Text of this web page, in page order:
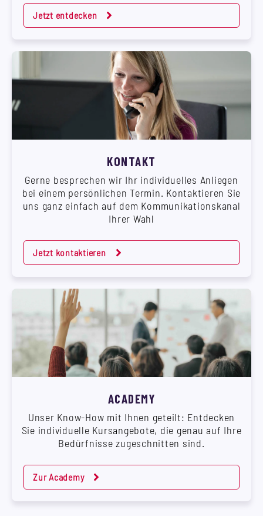
Jetzt entdecken
KONTAKT
Gerne besprechen wir Ihr individuelles Anliegen
bei einem persönlichen Termin. Kontaktieren Sie
uns ganz einfach auf dem Kommunikationskanal
Ihrer Wahl
Jetzt kontaktieren
ACADEMY
Unser Know-How mit Ihnen geteilt: Entdecken
Sie individuelle Kursangebote, die genau auf Ihre
Bedürfnisse zugeschnitten sind.
Zur Academy